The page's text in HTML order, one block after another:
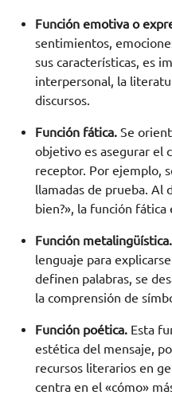
Función emotiva o
sentimientos,
sus características, es
interpersonal, la
discursos.
Función fática. Se
objetivo es asegurar el
receptor. Por ejemplo,
llamadas de prueba. Al
bien?», la función fática
Función metalingüística.
lenguaje para
definen palabras, se
la comprensión de
Función poética. Esta
estética del mensaje,
recursos literarios en
centra en el «cómo»